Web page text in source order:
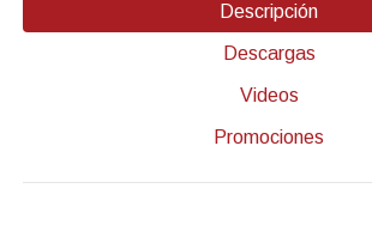
Descripción
Descargas
Videos
Promociones